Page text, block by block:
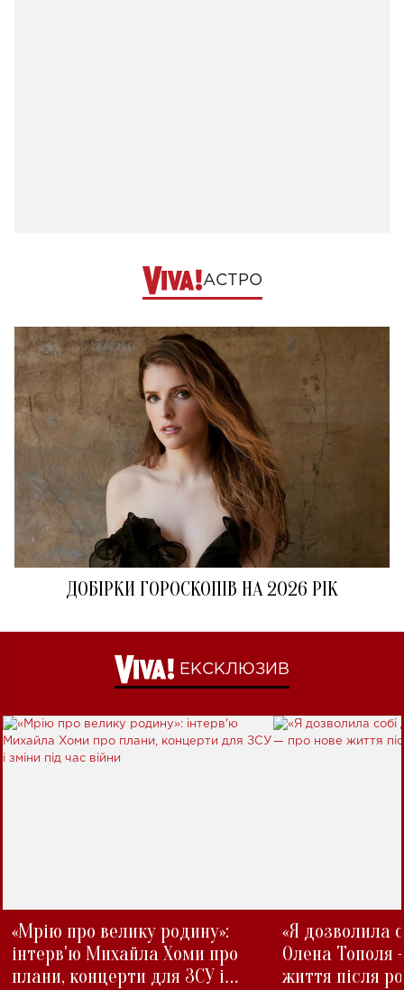
АСТРО
ДОБІРКИ ГОРОСКОПІВ НА 2026 РІК
ЕКСКЛЮЗИВ
«Мрію про велику родину»:
інтерв'ю Михайла Хоми про
плани, концерти для ЗСУ і
«Я дозволила
Олена Тополя
життя після